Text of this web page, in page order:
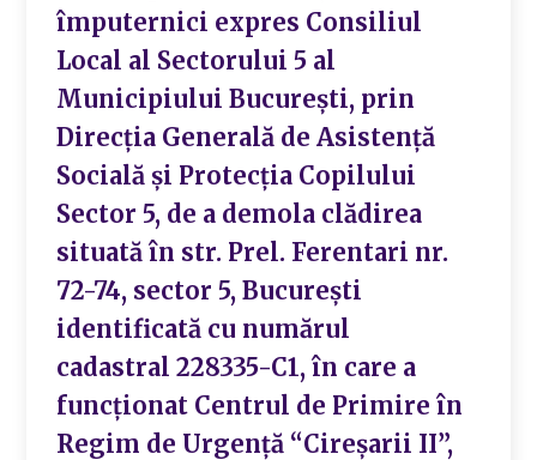
împuternici expres Consiliul
Local al Sectorului 5 al
Municipiului București, prin
Direcția Generală de Asistență
Socială și Protecția Copilului
Sector 5, de a demola clădirea
situată în str. Prel. Ferentari nr.
72-74, sector 5, București
identificată cu numărul
cadastral 228335-C1, în care a
funcționat Centrul de Primire în
Regim de Urgență “Cireșarii II”,